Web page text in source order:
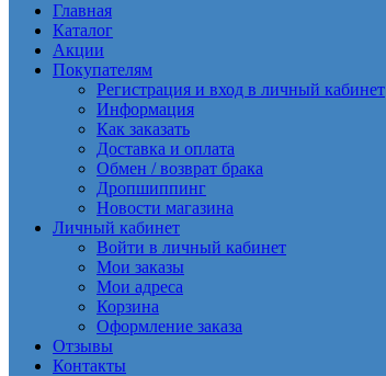
Главная
Каталог
Акции
Покупателям
Регистрация и вход в личный кабинет
Информация
Как заказать
Доставка и оплата
Обмен / возврат брака
Дропшиппинг
Новости магазина
Личный кабинет
Войти в личный кабинет
Мои заказы
Мои адреса
Корзина
Оформление заказа
Отзывы
Контакты